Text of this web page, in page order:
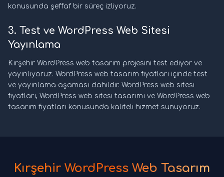
konusunda şeffaf bir süreç izliyoruz.
3. Test ve WordPress Web Sitesi
Yayınlama
Kırşehir WordPress web tasarım projesini test ediyor ve
yayınlıyoruz. WordPress web tasarım fiyatları içinde test
ve yayınlama aşaması dahildir. WordPress web sitesi
fiyatları, WordPress web sitesi tasarımı ve WordPress web
tasarım fiyatları konusunda kaliteli hizmet sunuyoruz.
Kırşehir WordPress Web Tasarım